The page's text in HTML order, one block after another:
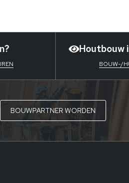
Houtbouw
BOUW-/
BOUWPARTNER WORDEN